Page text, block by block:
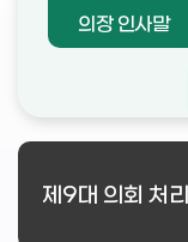
의장 인사말
제9대 의회 처